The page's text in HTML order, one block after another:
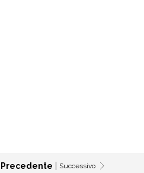
Precedente Successivo